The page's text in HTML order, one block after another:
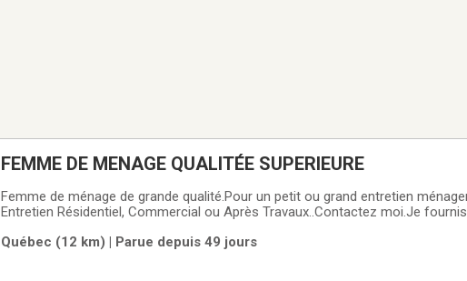
FEMME DE MENAGE QUALITÉE SUPERIEURE
Femme de ménage de grande qualité.Pour un petit ou grand entretien ménager
Entretien Résidentiel, Commercial ou Après Travaux..Contactez moi.Je
décharger de vos nombreuses
Québec (12 km) | Parue depuis 49 jours